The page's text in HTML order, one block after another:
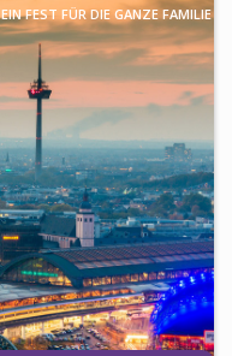
FEST FÜR DIE GANZE FAMILIE